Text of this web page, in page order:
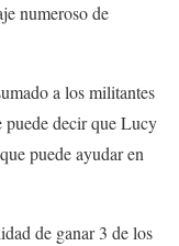
numeroso de
a los militantes
decir que Lucy
puede ayudar en
de ganar 3 de los